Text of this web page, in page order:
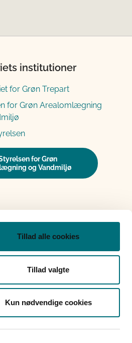
Tillad alle cookies
Tillad valgte
Kun nødvendige cookies
institutioner
for Grøn Trepart
for Grøn Arealomlægning
for Grøn
og Vandmiljø